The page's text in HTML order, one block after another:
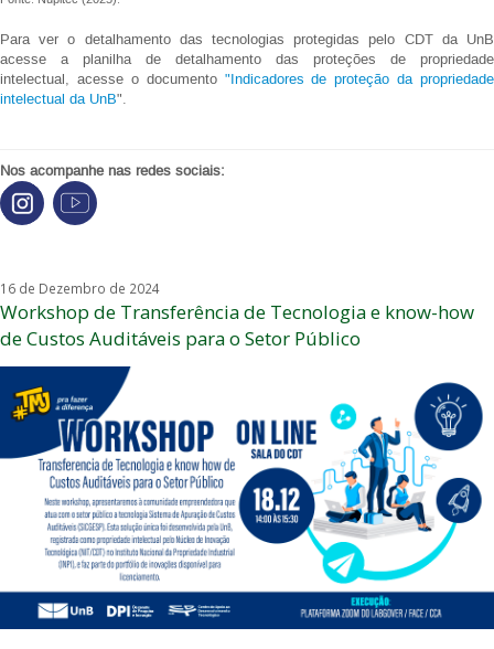
Para ver o detalhamento das tecnologias protegidas pelo CDT da UnB
acesse a planilha de detalhamento das proteções de propriedade
intelectual, acesse o documento "Indicadores de proteção da propriedade
intelectual da UnB".
Nos acompanhe nas redes sociais:
16 de Dezembro de 2024
Workshop de Transferência de Tecnologia e know-how
de Custos Auditáveis para o Setor Público